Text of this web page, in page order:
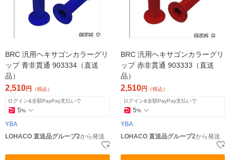
BRC 汎用ヘキサゴンカラーグリ
ップ 青非貫通 903334（直送
品）
2,510円 （税込）
ログイン&全額PayPay支払いで
5%
YBA
LOHACO 直送品グループ2から発送
BRC 汎用ヘキサゴンカラーグリ
ップ 赤非貫通 903333（直送
品）
2,510円 （税込）
ログイン&全額PayPay支払いで
5%
YBA
LOHACO 直送品グループ2から発送